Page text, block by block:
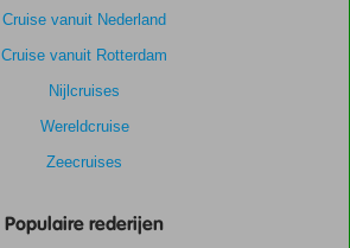
Cruise vanuit Nederland
Cruise vanuit Rotterdam
Nijlcruises
Wereldcruise
Zeecruises
Populaire rederijen